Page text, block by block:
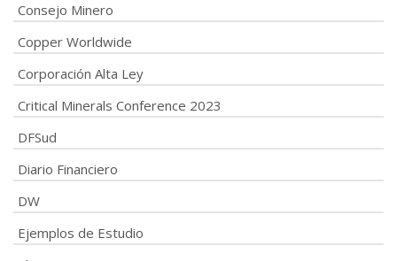
Consejo Minero
Copper Worldwide
Corporación Alta Ley
Critical Minerals Conference 2023
DFSud
Diario Financiero
DW
Ejemplos de Estudio